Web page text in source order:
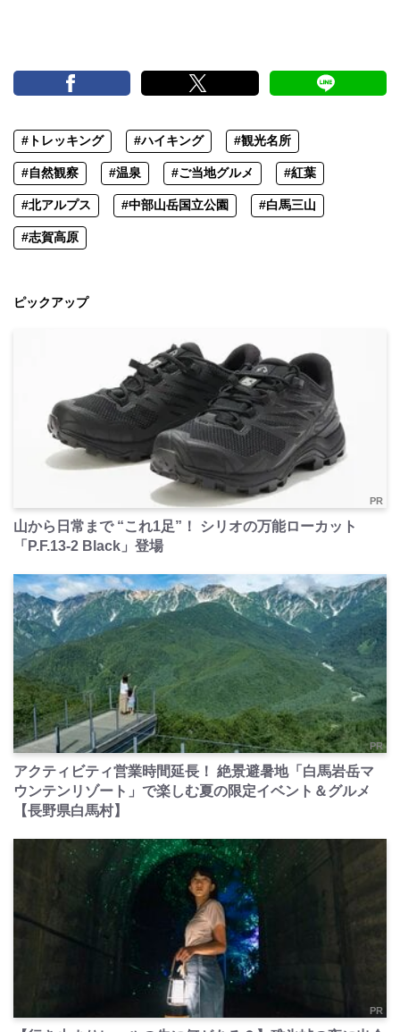
#トレッキング #ハイキング #観光名所
#自然観察 #温泉 #ご当地グルメ #紅葉
#北アルプス #中部山岳国立公園 #白馬三山
#志賀高原
ピックアップ
PR
山から日常まで “これ1足”！ シリオの万能ローカット
「P.F.13-2 Black」登場
PR
アクティビティ営業時間延長！ 絶景避暑地「白馬岩岳マ
ウンテンリゾート」で楽しむ夏の限定イベント＆グルメ
【長野県白馬村】
PR